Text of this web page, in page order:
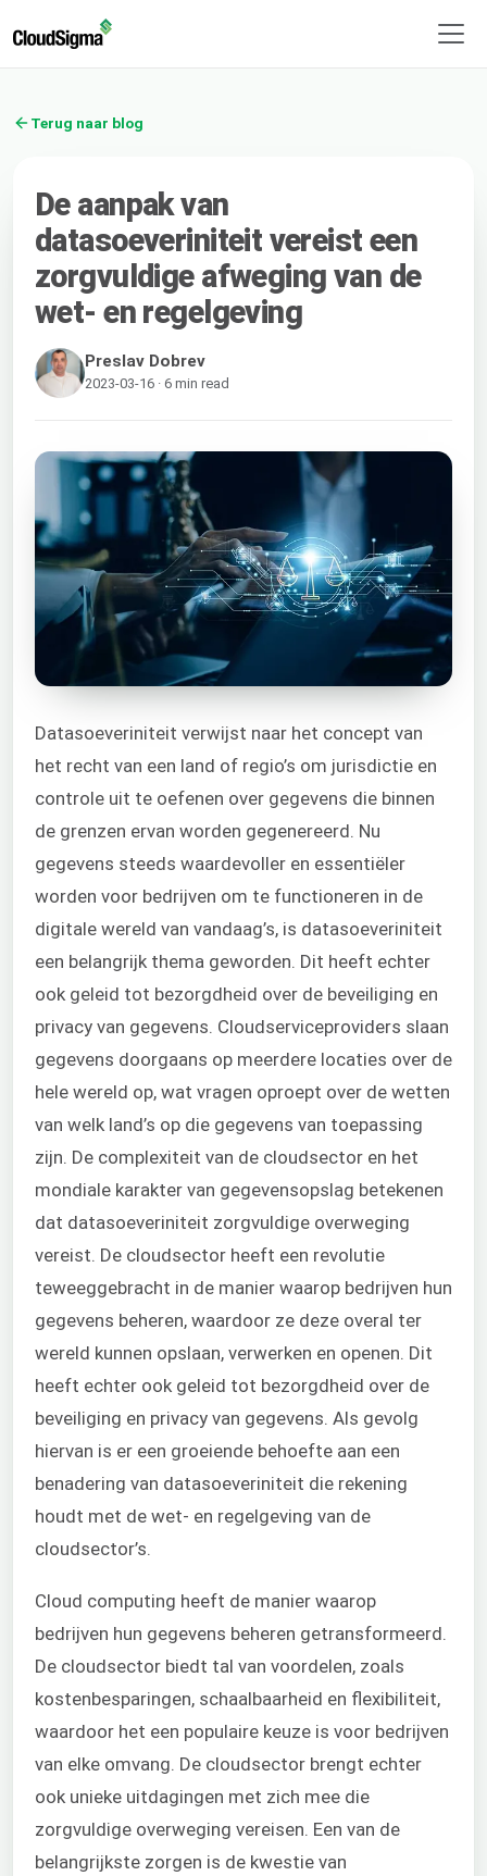
Terug naar blog
De aanpak van
datasoeveriniteit vereist een
zorgvuldige afweging van de
wet- en regelgeving
Preslav Dobrev
2023-03-16 · 6 min read
Datasoeveriniteit verwijst naar het concept van
het recht van een land of regio’s om jurisdictie en
controle uit te oefenen over gegevens die binnen
de grenzen ervan worden gegenereerd. Nu
gegevens steeds waardevoller en essentiëler
worden voor bedrijven om te functioneren in de
digitale wereld van vandaag’s, is datasoeveriniteit
een belangrijk thema geworden. Dit heeft echter
ook geleid tot bezorgdheid over de beveiliging en
privacy van gegevens. Cloudserviceproviders slaan
gegevens doorgaans op meerdere locaties over de
hele wereld op, wat vragen oproept over de wetten
van welk land’s op die gegevens van toepassing
zijn. De complexiteit van de cloudsector en het
mondiale karakter van gegevensopslag betekenen
dat datasoeveriniteit zorgvuldige overweging
vereist. De cloudsector heeft een revolutie
teweeggebracht in de manier waarop bedrijven hun
gegevens beheren, waardoor ze deze overal ter
wereld kunnen opslaan, verwerken en openen. Dit
heeft echter ook geleid tot bezorgdheid over de
beveiliging en privacy van gegevens. Als gevolg
hiervan is er een groeiende behoefte aan een
benadering van datasoeveriniteit die rekening
houdt met de wet- en regelgeving van de
cloudsector’s.
Cloud computing heeft de manier waarop
bedrijven hun gegevens beheren getransformeerd.
De cloudsector biedt tal van voordelen, zoals
kostenbesparingen, schaalbaarheid en flexibiliteit,
waardoor het een populaire keuze is voor bedrijven
van elke omvang. De cloudsector brengt echter
ook unieke uitdagingen met zich mee die
zorgvuldige overweging vereisen. Een van de
belangrijkste zorgen is de kwestie van